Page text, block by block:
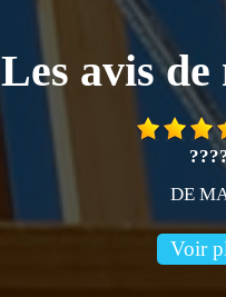
Les avis de
DE
Voir